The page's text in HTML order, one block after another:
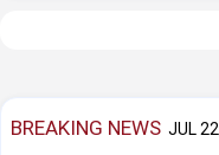
BREAKING NEWS JUL